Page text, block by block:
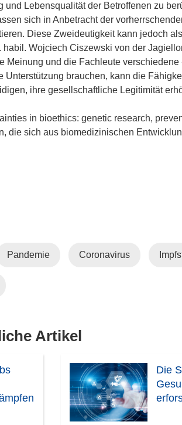
Lebensqualität der Betroffenen zu
sich in Anbetracht der
Diese Zweideutigkeit kann jedoch
habil. Wojciech Ciszewski von der
Meinung und die Fachleute
Unterstützung brauchen, kann die
ihre gesellschaftliche Legitimität
in bioethics: genetic research,
die sich aus biomedizinischen
Pandemie Coronavirus
Artikel
Die